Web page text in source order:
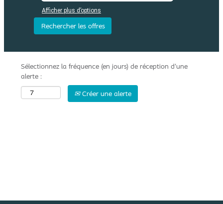
Afficher plus d’options
Sélectionnez la fréquence (en jours) de réception d’une
alerte :
Créer une alerte